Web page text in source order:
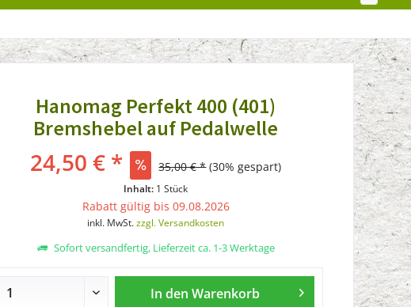
Hanomag Perfekt 400 (401)
Bremshebel auf Pedalwelle
24,50 € * 35,00 € * (30% gespart)
Inhalt: 1 Stück
Rabatt gültig bis 09.08.2026
inkl. MwSt.zzgl. Versandkosten
Sofort versandfertig, Lieferzeit ca. 1-3 Werktage
In den Warenkorb